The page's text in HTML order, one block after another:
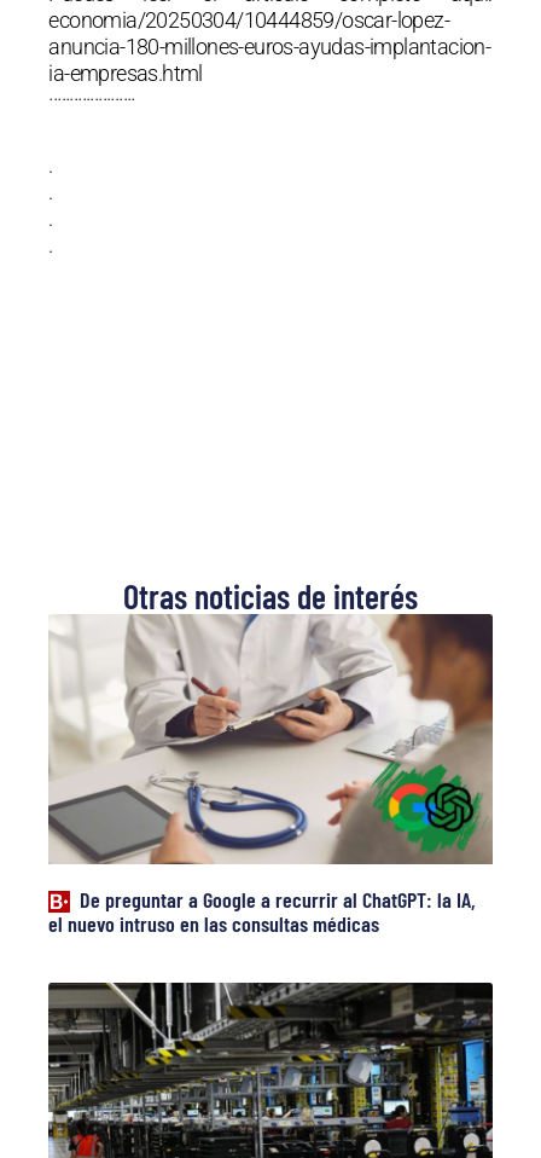
economia/20250304/10444859/oscar-lopez-
anuncia-180-millones-euros-ayudas-implantacion-
ia-empresas.html
·····················
.
.
.
.
Otras noticias de interés
De preguntar a Google a recurrir al ChatGPT: la IA,
el nuevo intruso en las consultas médicas